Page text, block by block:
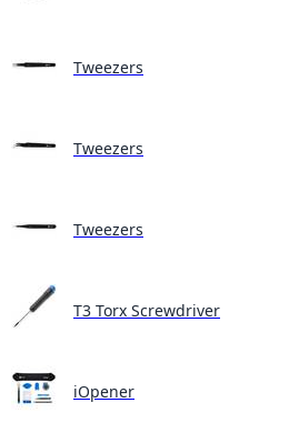
Tweezers
Tweezers
Tweezers
T3 Torx Screwdriver
iOpener